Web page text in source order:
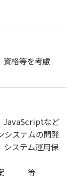
資格等を考慮
JavaScriptなど
システムの開発
システム運用保
提案 等